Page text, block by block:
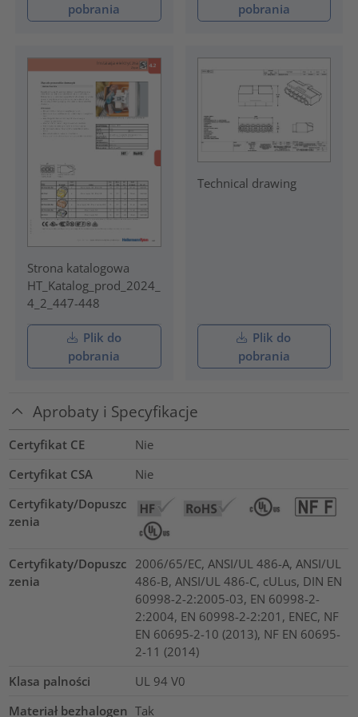
pobrania
pobrania
Strona katalogowa
HT_Katalog_prod_2024_
4_2_447-448
Plik do
pobrania
Technical drawing
Plik do
pobrania
Aprobaty i Specyfikacje
Certyfikat CE
Nie
Certyfikat CSA
Nie
Certyfikaty/Dopuszc
zenia
Certyfikaty/Dopuszc
zenia
2006/65/EC, ANSI/UL 486-A, ANSI/UL
486-B, ANSI/UL 486-C, cULus, DIN EN
60998-2-2:2005-03, EN 60998-2-
2:2004, EN 60998-2-2:201, ENEC, NF
EN 60695-2-10 (2013), NF EN 60695-
2-11 (2014)
Klasa palności
UL 94 V0
Materiał bezhalogen Tak